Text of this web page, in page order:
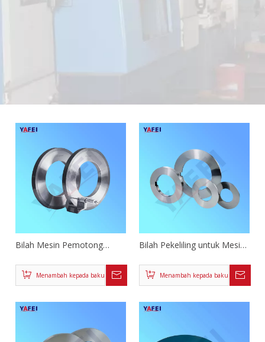
Bilah Mesin Pemotong
Menambah kepada bakul
Bilah Pekeliling untuk Mesin
Menambah kepada bakul